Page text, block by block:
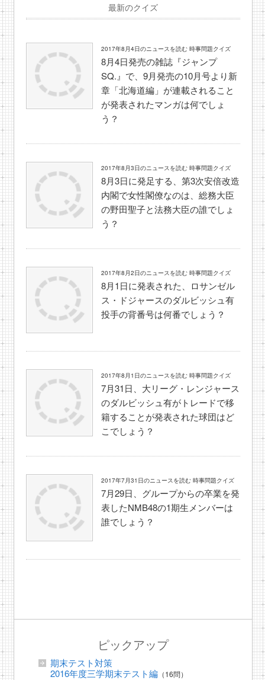
最新のクイズ
2017年8月4日のニュースを読む 時事問題クイズ
8月4日発売の雑誌『ジャンプ
SQ.』で、9月発売の10月号より新
章「北海道編」が連載されること
が発表されたマンガは何でしょ
う？
2017年8月3日のニュースを読む 時事問題クイズ
8月3日に発足する、第3次安倍改造
内閣で女性閣僚なのは、総務大臣
の野田聖子と法務大臣の誰でしょ
う？
2017年8月2日のニュースを読む 時事問題クイズ
8月1日に発表された、ロサンゼル
ス・ドジャースのダルビッシュ有
投手の背番号は何番でしょう？
2017年8月1日のニュースを読む 時事問題クイズ
7月31日、大リーグ・レンジャース
のダルビッシュ有がトレードで移
籍することが発表された球団はど
こでしょう？
2017年7月31日のニュースを読む 時事問題クイズ
7月29日、グループからの卒業を発
表したNMB48の1期生メンバーは
誰でしょう？
ピックアップ
期末テスト対策
2016年度三学期末テスト編（16問）